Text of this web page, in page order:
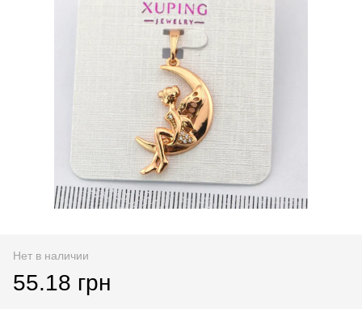
Нет в наличии
55.18 грн